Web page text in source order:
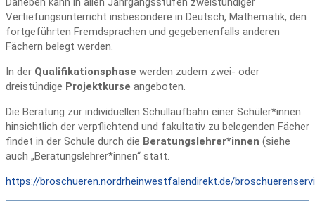
Vertiefungsunterricht insbesondere in Deutsch, Mathematik, den
fortgeführten Fremdsprachen und gegebenenfalls anderen
Fächern belegt werden.
In der Qualifikationsphase werden zudem zwei- oder
dreistündige Projektkurse angeboten.
Die Beratung zur individuellen Schullaufbahn einer Schüler*innen
hinsichtlich der verpflichtend und fakultativ zu belegenden Fächer
findet in der Schule durch die Beratungslehrer*innen (siehe
auch „Beratungslehrer*innen“ statt.
https://broschueren.nordrheinwestfalendirekt.de/